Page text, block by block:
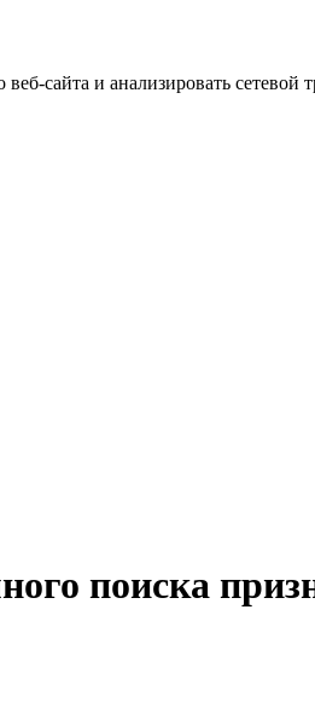
сайта и анализировать сетевой
поиска